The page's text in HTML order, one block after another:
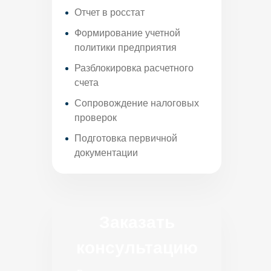
Отчет в росстат
Формирование учетной
политики предприятия
Разблокировка расчетного
счета
Сопровождение налоговых
проверок
Подготовка первичной
документации